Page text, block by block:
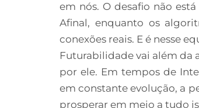
em nós. O desafio não
Afinal, enquanto os
conexões reais. E é nesse
Futurabilidade vai além da
por ele. Em tempos de
em constante evolução, a
prosperar em meio a tudo